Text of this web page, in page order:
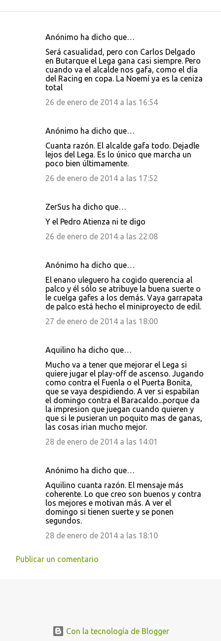
Anónimo ha dicho que…
Será casualidad, pero con Carlos Delgado
en Butarque el Lega gana casi siempre. Pero
cuando va el alcalde nos gafa, como el día
del Racing en copa. La Noemí ya es la ceniza
total
26 de enero de 2014 a las 16:54
Anónimo ha dicho que…
Cuanta razón. El alcalde gafa todo. Dejadle
lejos del Lega. Es lo único que marcha un
poco bien últimamente.
26 de enero de 2014 a las 17:52
ZerSus ha dicho que…
Y el Pedro Atienza ni te digo
26 de enero de 2014 a las 22:08
Anónimo ha dicho que…
El enano uleguero ha cogido querencia al
palco y él sólo se atribuye la buena suerte o
le cuelga gafes a los demás. Vaya garrapata
de palco está hecho el miniproyecto de edil.
27 de enero de 2014 a las 18:00
Aquilino ha dicho que…
Mucho va a tener que mejorar el Lega si
quiere jugar el play-off de ascenso. Jugando
como contra el Fuenla o el Puerta Bonita,
que se vaya despidiendo. A ver si espabilan
el domingo contra el Baracaldo...porque da
la impresion que juegan cuando quieren y
que si le pusieran un poquito mas de ganas,
las cosas irian mucho mejor.
28 de enero de 2014 a las 14:01
Anónimo ha dicho que…
Aquilino cuanta razón. El mensaje más
coherente. Lo que creo son buenos y contra
los mejores e motivan más. A ver el
domingo si tienen suerte y se ponen
segundos.
28 de enero de 2014 a las 18:10
Publicar un comentario
Con la tecnología de Blogger